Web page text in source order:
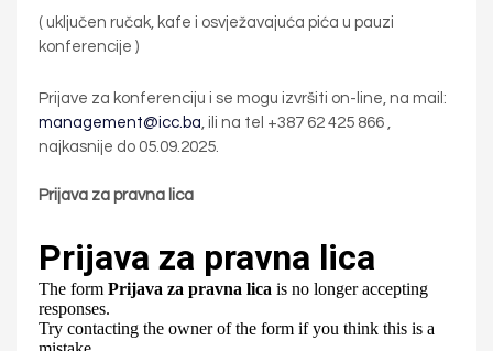
( uključen ručak, kafe i osvježavajuća pića u pauzi
konferencije )
Prijave za konferenciju i se mogu izvršiti on-line, na mail:
management@icc.ba, ili na tel +387 62 425 866 ,
najkasnije do 05.09.2025.
Prijava za pravna lica